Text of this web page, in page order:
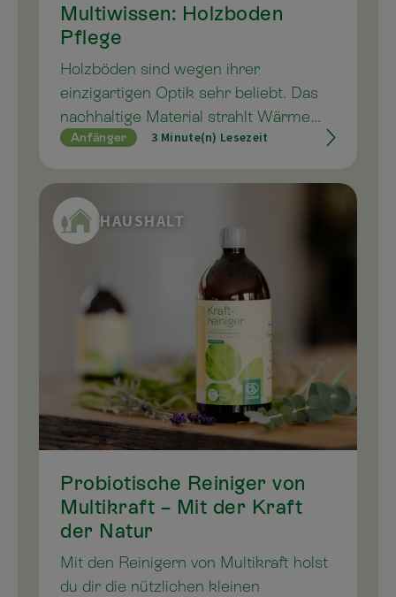
Multiwissen: Holzboden
Pflege
Holzböden sind wegen ihrer
einzigartigen Optik sehr beliebt. Das
nachhaltige Material strahlt Wärme
und Natürlichkeit aus, fühlt sich gut
äußerst langlebig. Wie Sie gut für
Ihren Dielenboden sorgen und ihn mit
den eMC Reinigern von Multikraft
zum Strahlen bringen, erfahren Sie
hier von unserer Expertin Barbara
Enengel in unserer neuen Reihe
„Multiwissen - Barbaras effektive
Tipps für jedes Zuhause“
Anfänger 3 Minute(n) Lesezeit
HAUSHALT
Probiotische Reiniger von
Multikraft – Mit der Kraft
der Natur
Mit den Reinigern von Multikraft holst
du dir die nützlichen kleinen